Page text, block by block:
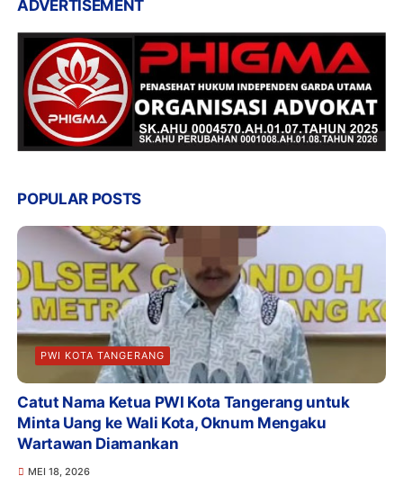
ADVERTISEMENT
POPULAR POSTS
PWI KOTA TANGERANG
Catut Nama Ketua PWI Kota Tangerang untuk
Minta Uang ke Wali Kota, Oknum Mengaku
Wartawan Diamankan
MEI 18, 2026